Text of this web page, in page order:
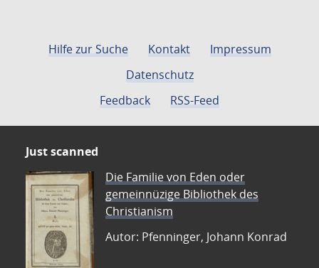
Hilfe zur Suche Kontakt
Impressum
Datenschutz
Feedback
RSS-Feed
Just scanned
Die Familie von Eden oder
gemeinnüzige Bibliothek des
Christianism
Autor: Pfenninger, Johann Konrad